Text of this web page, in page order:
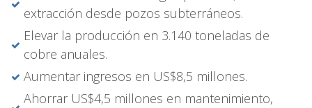
extracción desde pozos subterráneos.
Elevar la producción en 3.140 toneladas de
cobre anuales.
Aumentar ingresos en US$8,5 millones.
Ahorrar US$4,5 millones en mantenimiento,